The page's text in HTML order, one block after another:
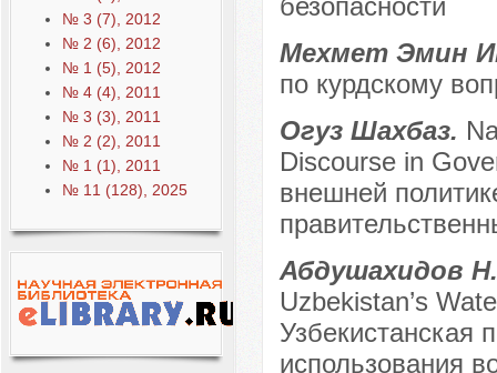
№ 3 (7), 2012
№ 2 (6), 2012
№ 1 (5), 2012
№ 4 (4), 2011
№ 3 (3), 2011
№ 2 (2), 2011
№ 1 (1), 2011
№ 11 (128), 2025
безопасности
Мехмет Эмин
по курдскому
Огуз Шахбаз.
Discourse in
внешней
Абдушахидов
Uzbekistan’s
Узбекистанская
использования